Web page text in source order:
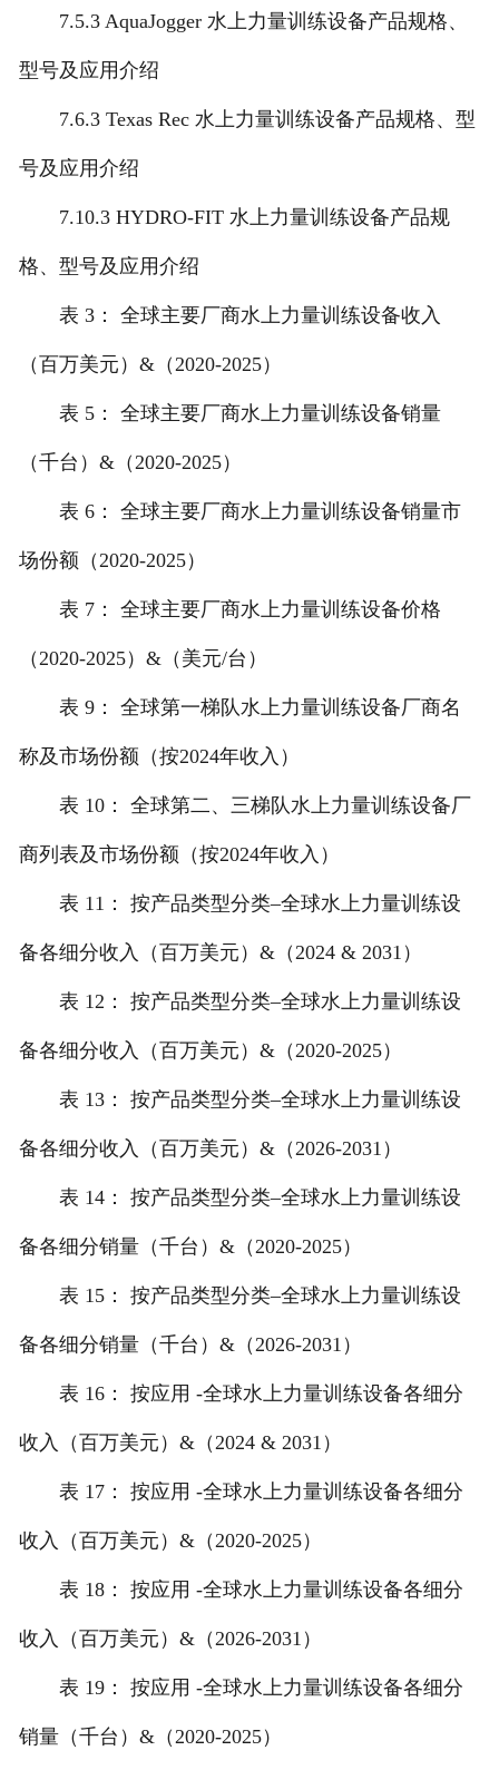
7.5.3 AquaJogger 水上力量训练设备产品规格、
型号及应用介绍
7.6.3 Texas Rec 水上力量训练设备产品规格、型
号及应用介绍
7.10.3 HYDRO-FIT 水上力量训练设备产品规
格、型号及应用介绍
表 3： 全球主要厂商水上力量训练设备收入
（百万美元）&（2020-2025）
表 5： 全球主要厂商水上力量训练设备销量
（千台）&（2020-2025）
表 6： 全球主要厂商水上力量训练设备销量市
场份额（2020-2025）
表 7： 全球主要厂商水上力量训练设备价格
（2020-2025）&（美元/台）
表 9： 全球第一梯队水上力量训练设备厂商名
称及市场份额（按2024年收入）
表 10： 全球第二、三梯队水上力量训练设备厂
商列表及市场份额（按2024年收入）
表 11： 按产品类型分类–全球水上力量训练设
备各细分收入（百万美元）&（2024 & 2031）
表 12： 按产品类型分类–全球水上力量训练设
备各细分收入（百万美元）&（2020-2025）
表 13： 按产品类型分类–全球水上力量训练设
备各细分收入（百万美元）&（2026-2031）
表 14： 按产品类型分类–全球水上力量训练设
备各细分销量（千台）&（2020-2025）
表 15： 按产品类型分类–全球水上力量训练设
备各细分销量（千台）&（2026-2031）
表 16： 按应用 -全球水上力量训练设备各细分
收入（百万美元）&（2024 & 2031）
表 17： 按应用 -全球水上力量训练设备各细分
收入（百万美元）&（2020-2025）
表 18： 按应用 -全球水上力量训练设备各细分
收入（百万美元）&（2026-2031）
表 19： 按应用 -全球水上力量训练设备各细分
销量（千台）&（2020-2025）